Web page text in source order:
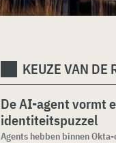
KEUZE VAN DE
De AI-agent vormt
identiteitspuzzel
Agents hebben binnen